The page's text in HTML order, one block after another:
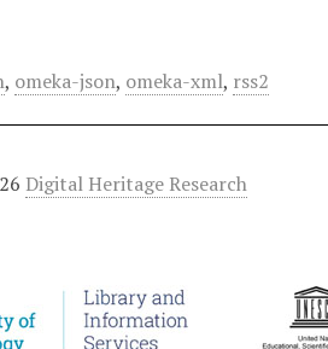
, omeka-json, omeka-xml, rss2
Digital Heritage Research